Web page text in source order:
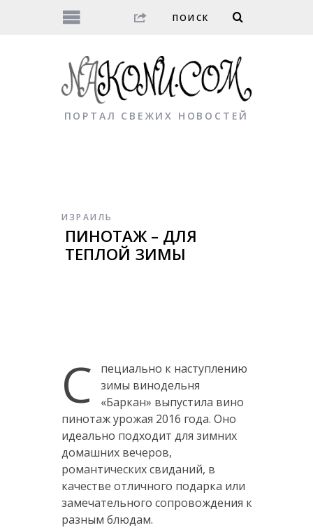
ПОРТАЛ СВЕЖИХ НОВОСТЕЙ
ИЗРАИЛЬ
ПИНОТАЖ – ДЛЯ
ТЕПЛОЙ ЗИМЫ
С
пециально к наступлению
зимы винодельня
«Баркан» выпустила вино
пинотаж урожая 2016 года. Оно
идеально подходит для зимних
домашних вечеров,
романтических свиданий, в
качестве отличного подарка или
замечательного сопровождения к
разным блюдам.